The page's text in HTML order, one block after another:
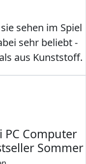
sehen im Spiel
sehr beliebt -
aus Kunststoff.
Computer
Sommer